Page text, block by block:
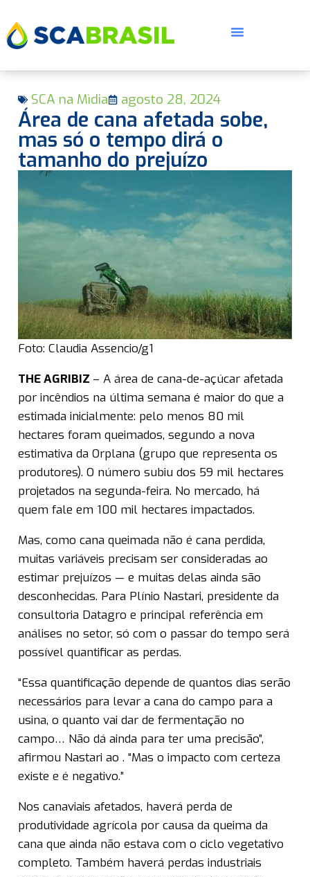
SCA na Mìdia agosto 28, 2024
Área de cana afetada sobe,
mas só o tempo dirá o
tamanho do prejuízo
Foto: Claudia Assencio/g1
THE AGRIBIZ – A área de cana-de-açúcar afetada
por incêndios na última semana é maior do que a
estimada inicialmente: pelo menos 80 mil
hectares foram queimados, segundo a nova
estimativa da Orplana (grupo que representa os
produtores). O número subiu dos 59 mil hectares
projetados na segunda-feira. No mercado, há
quem fale em 100 mil hectares impactados.
Mas, como cana queimada não é cana perdida,
muitas variáveis precisam ser consideradas ao
estimar prejuízos — e muitas delas ainda são
desconhecidas. Para Plínio Nastari, presidente da
consultoria Datagro e principal referência em
análises no setor, só com o passar do tempo será
possível quantificar as perdas.
“Essa quantificação depende de quantos dias serão
necessários para levar a cana do campo para a
usina, o quanto vai dar de fermentação no
campo… Não dá ainda para ter uma precisão”,
afirmou Nastari ao . “Mas o impacto com certeza
existe e é negativo.”
Nos canaviais afetados, haverá perda de
produtividade agrícola por causa da queima da
cana que ainda não estava com o ciclo vegetativo
completo. Também haverá perdas industriais